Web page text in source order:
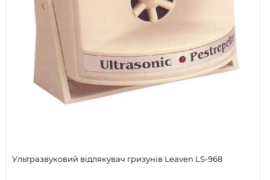
Ультразвуковий відлякувач гризунів Leaven LS-968